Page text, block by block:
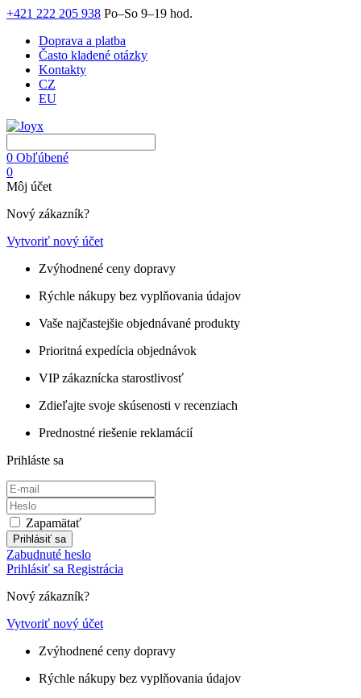
+421 222 205 938 Po–So 9–19 hod.
Doprava a platba
Často kladené otázky
Kontakty
CZ
EU
0 Obľúbené
0
Môj účet
Nový zákazník?
Vytvoriť nový účet
Zvýhodnené ceny dopravy
Rýchle nákupy bez vyplňovania údajov
Vaše najčastejšie objednávané produkty
Prioritná expedícia objednávok
VIP zákaznícka starostlivosť
Zdieľajte svoje skúsenosti v recenziach
Prednostné riešenie reklamácií
Prihláste sa
Zapamätať
Prihlásiť sa
Zabudnuté heslo
Prihlásiť sa Registrácia
Nový zákazník?
Vytvoriť nový účet
Zvýhodnené ceny dopravy
Rýchle nákupy bez vyplňovania údajov